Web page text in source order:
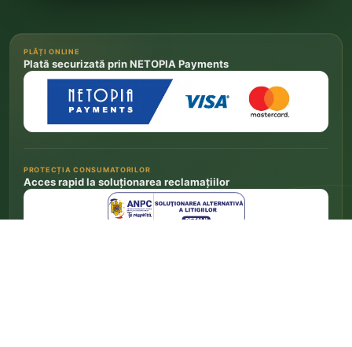
PLĂȚI ONLINE
Plată securizată prin NETOPIA Payments
PROTECȚIA CONSUMATORILOR
Acces rapid la soluționarea reclamațiilor